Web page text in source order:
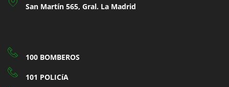
San Martín 565, Gral. La Madrid
100 BOMBEROS
101 POLICíA